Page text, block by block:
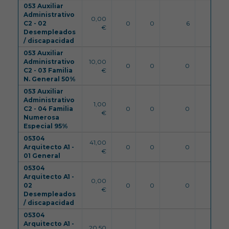
053 Auxiliar
Administrativo
C2 - 02
Desempleados
/ discapacidad
0,00
€
0 0 6
053 Auxiliar
Administrativo
C2 - 03 Familia
N. General 50%
10,00
€
0 0 0
053 Auxiliar
Administrativo
C2 - 04 Familia
Numerosa
Especial 95%
1,00
€
0 0 0
05304
Arquitecto A1 -
01 General
41,00
€
0 0 0
05304
Arquitecto A1 -
02
Desempleados
/ discapacidad
0,00
€
0 0 0
05304
Arquitecto A1 -
20,50